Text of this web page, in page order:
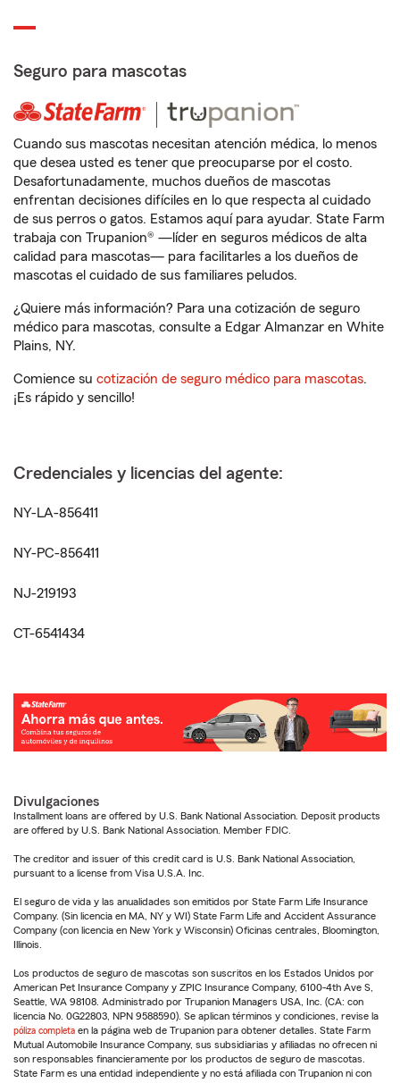
Seguro para mascotas
Cuando sus mascotas necesitan atención médica, lo menos
que desea usted es tener que preocuparse por el costo.
Desafortunadamente, muchos dueños de mascotas
enfrentan decisiones difíciles en lo que respecta al cuidado
de sus perros o gatos. Estamos aquí para ayudar. State Farm
trabaja con Trupanion® —líder en seguros médicos de alta
calidad para mascotas— para facilitarles a los dueños de
mascotas el cuidado de sus familiares peludos.
¿Quiere más información? Para una cotización de seguro
médico para mascotas, consulte a Edgar Almanzar en White
Plains, NY.
Comience su cotización de seguro médico para mascotas.
¡Es rápido y sencillo!
Credenciales y licencias del agente:
NY-LA-856411
NY-PC-856411
NJ-219193
CT-6541434
Divulgaciones
Installment loans are offered by U.S. Bank National Association. Deposit products
are offered by U.S. Bank National Association. Member FDIC.
The creditor and issuer of this credit card is U.S. Bank National Association,
pursuant to a license from Visa U.S.A. Inc.
El seguro de vida y las anualidades son emitidos por State Farm Life Insurance
Company. (Sin licencia en MA, NY y WI) State Farm Life and Accident Assurance
Company (con licencia en New York y Wisconsin) Oficinas centrales, Bloomington,
Illinois.
Los productos de seguro de mascotas son suscritos en los Estados Unidos por
American Pet Insurance Company y ZPIC Insurance Company, 6100-4th Ave S,
Seattle, WA 98108. Administrado por Trupanion Managers USA, Inc. (CA: con
licencia No. 0G22803, NPN 9588590). Se aplican términos y condiciones, revise la
póliza completa en la página web de Trupanion para obtener detalles. State Farm
Mutual Automobile Insurance Company, sus subsidiarias y afiliadas no ofrecen ni
son responsables financieramente por los productos de seguro de mascotas.
State Farm es una entidad independiente y no está afiliada con Trupanion ni con